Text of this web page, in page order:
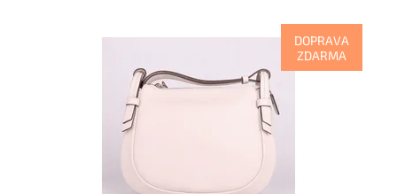
DOPRAVA
ZDARMA
Luxusní krémová dámská crossbody kabelka Gianni
Conti na pomezí malé a střední velikosti.
Skladem
16998
Gianni Conti